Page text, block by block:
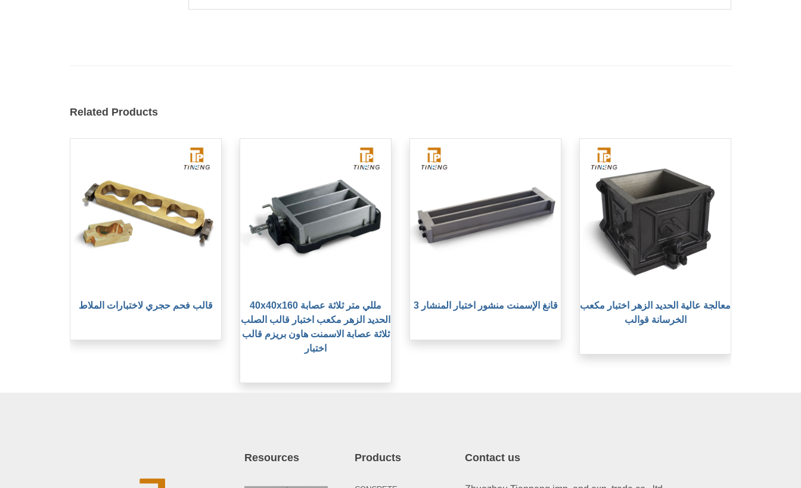
Related Products
قالب فحم حجري لاختبارات الملاط
40x40x160 مللي متر ثلاثة عصابة
الحديد الزهر مكعب اختبار قالب الصلب
ثلاثة عصابة الاسمنت هاون بريزم قالب
3 قانغ الإسمنت منشور اختبار المنشار
معالجة عالية الحديد الزهر اختبار مكعب
الخرسانة قوالب
Resources Products Contact us